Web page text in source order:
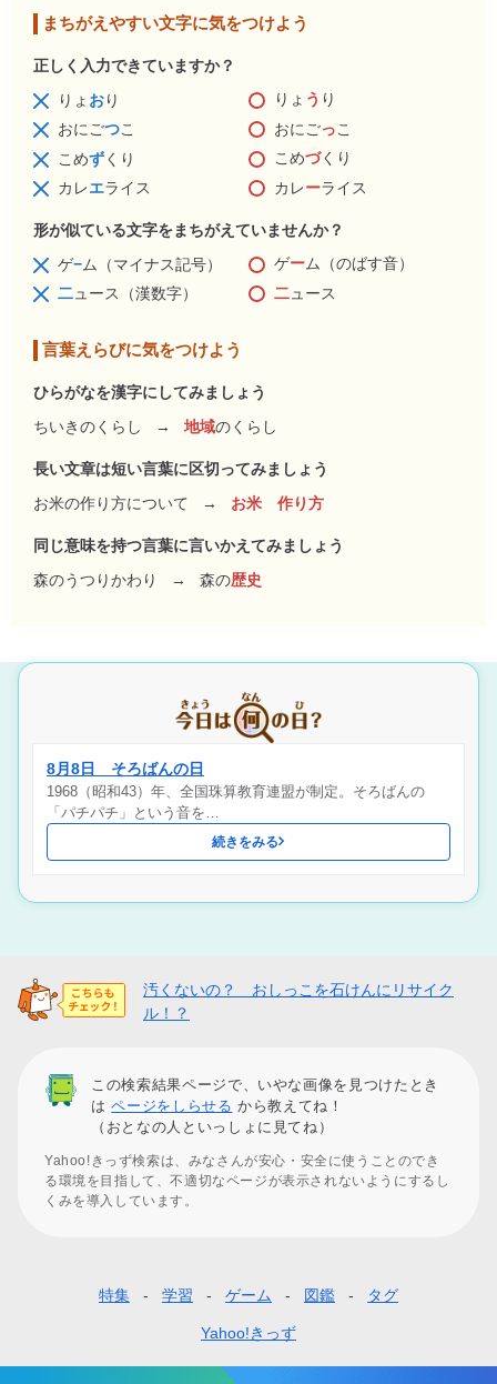
まちがえやすい文字に気をつけよう
正しく入力できていますか？
りょ おり りょ う り
おにごつこ おにごっこ
こめずくり こめづくり
カレエライス カレーライス
形が似ている文字をまちがえていませんか？
ゲ−ム（マイナス記号） ゲーム（のばす音）
二ュース（漢数字） 二ュース
言葉えらびに気をつけよう
ひらがなを漢字にしてみましょう
ちいきのくらし
→ 地域のくらし
長い文章は短い言葉に区切ってみましょう
お米の作り方について
→ お米 作り方
同じ意味を持つ言葉に言いかえてみましょう
森のうつりかわり
→ 森の歴史
8月8日 そろばんの日
1968（昭和43）年、全国珠算教育連盟が制定。そろばんの
「パチパチ」という音を…
続きをみる
汚くないの？ おしっこを石けんにリサイク
ル！？
この検索結果ページで、いやな画像を見つけたとき
はページをしらせる から教えてね！
（おとなの人といっしょに見てね）
Yahoo!きっず検索は、みなさんが安心・安全に使うことのでき
る環境を目指して、不適切なページが表示されないようにするし
くみを導入しています。
タ
特集 学習 ゲーム 図鑑 タグ
Yahoo!きっず